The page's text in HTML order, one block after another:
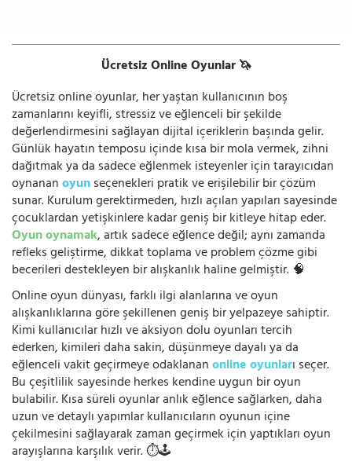
Ücretsiz Online Oyunlar 🦄
Ücretsiz online oyunlar, her yaştan kullanıcının boş
zamanlarını keyifli, stressiz ve eğlenceli bir şekilde
değerlendirmesini sağlayan dijital içeriklerin başında gelir.
Günlük hayatın temposu içinde kısa bir mola vermek, zihni
dağıtmak ya da sadece eğlenmek isteyenler için tarayıcıdan
oynananoyunseçenekleri pratik ve erişilebilir bir çözüm
sunar. Kurulum gerektirmeden, hızlı açılan yapıları sayesinde
çocuklardan yetişkinlere kadar geniş bir kitleye hitap eder.
Oyun oynamak, artık sadece eğlence değil; aynı zamanda
refleks geliştirme, dikkat toplama ve problem çözme gibi
becerileri destekleyen bir alışkanlık haline gelmiştir. 🧠
Online oyun dünyası, farklı ilgi alanlarına ve oyun
alışkanlıklarına göre şekillenen geniş bir yelpazeye sahiptir.
Kimi kullanıcılar hızlı ve aksiyon dolu oyunları tercih
ederken, kimileri daha sakin, düşünmeye dayalı ya da
eğlenceli vakit geçirmeye odaklananonline oyunları seçer.
Bu çeşitlilik sayesinde herkes kendine uygun bir oyun
bulabilir. Kısa süreli oyunlar anlık eğlence sağlarken, daha
uzun ve detaylı yapımlar kullanıcıların oyunun içine
çekilmesini sağlayarak zaman geçirmek için yaptıkları oyun
arayışlarına karşılık verir. ⏱️🕹️